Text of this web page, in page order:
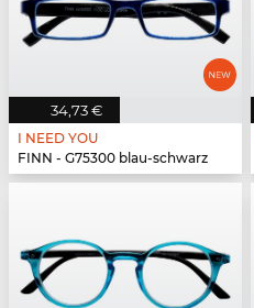
34,73 €
I NEED YOU
FINN - G75300 blau-schwarz